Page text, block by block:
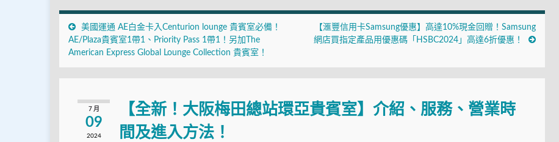
美國運通 AE白金卡入Centurion lounge 貴賓室必備！
AE/Plaza貴賓室1帶1、Priority Pass 1帶1！另加The
American Express Global Lounge Collection 貴賓室！
【滙豐信用卡Samsung優惠】高達10%現金回贈！Samsung
網店買指定產品用優惠碼「HSBC2024」高達6折優惠！
7 月
09
2024
【全新！大阪梅田總站環亞貴賓室】介紹、服務、營業時
間及進入方法！